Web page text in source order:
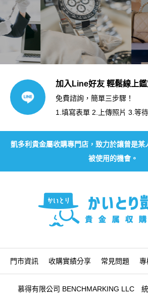
加入Line好友 輕鬆線上
免費諮詢，簡單三步驟！
1.填寫表單 2.上傳照片 3.等
凱多利貴金屬收購專門店，致力於讓曾是某
被使用的機會。
門市資訊 收購實績分享 常見問題 專
慕得有限公司 BENCHMARKING LLC